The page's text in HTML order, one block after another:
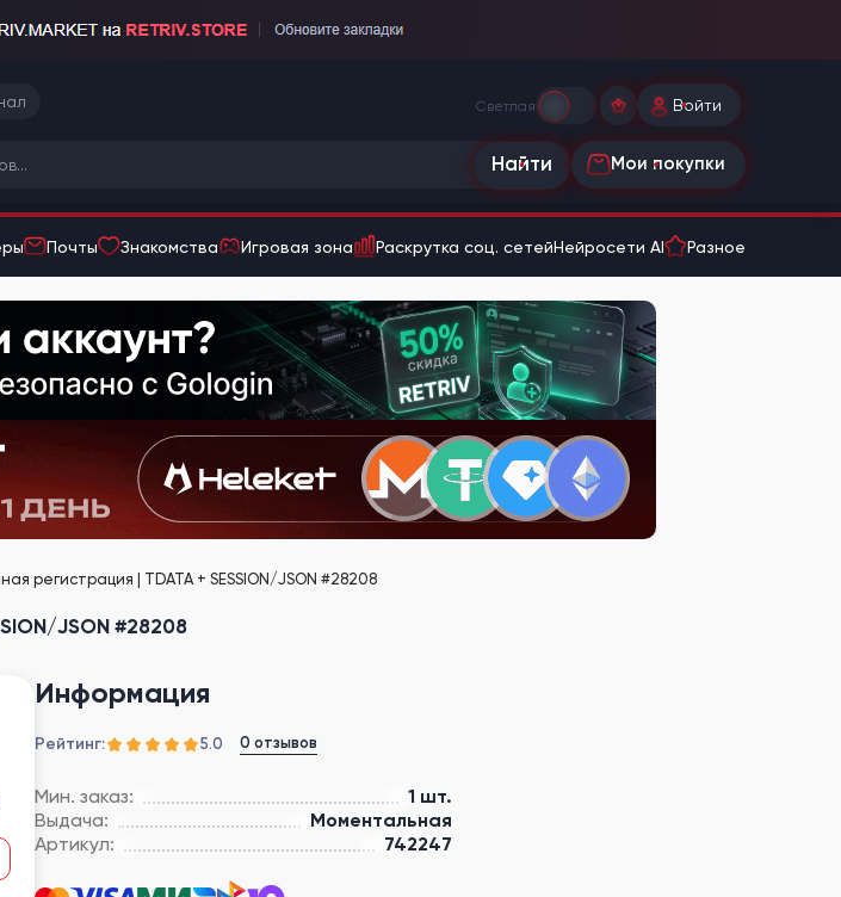
Светлая Войти
Найти Мои покупки
Почты Знакомства Игровая зона Раскрутка соц. сетейНейросети AI Разное
регистрация | TDATA + SESSION/JSON #28208
JSON #28208
Информация
Рейтинг: 5.0 0 отзывов
Мин. заказ:
1 шт.
Выдача:
Моментальная
Артикул:
742247